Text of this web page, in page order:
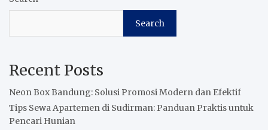
Search
Recent Posts
Neon Box Bandung: Solusi Promosi Modern dan Efektif
Tips Sewa Apartemen di Sudirman: Panduan Praktis untuk
Pencari Hunian